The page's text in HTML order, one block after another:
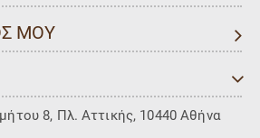
ΜΟΥ
8, Πλ. Αττικής, 10440 Αθήνα